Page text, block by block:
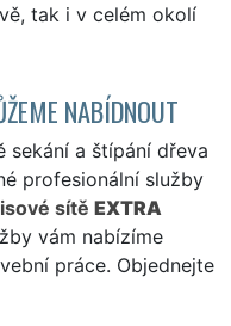
tak i v celém okolí
NABÍDNOUT
sekání a štípání dřeva
profesionální služby
sítě EXTRA
vám nabízíme
práce. Objednejte